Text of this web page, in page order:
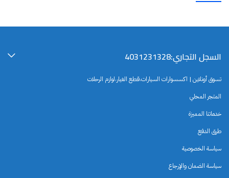
السجل التجاري:4031231328
تسوق أونلاين | اكسسوارات السيارات،قطع الغيار،لوازم الرحلات
المتجر المحلي
خدماتنا المميزة
طرق الدفع
سياسة الخصوصية
سياسة الضمان والإرجاع